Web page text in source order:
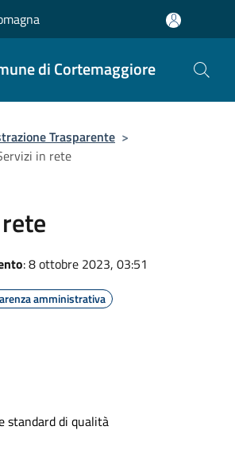
di Cortemaggiore
Trasparente >
in rete
: 8 ottobre 2023, 03:51
amministrativa
standard di qualità